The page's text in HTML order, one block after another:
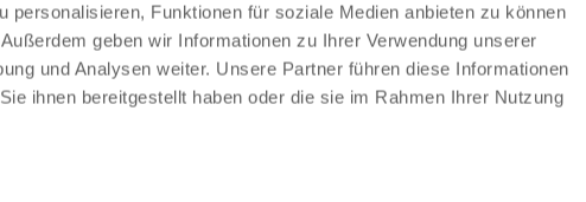
personalisieren, Funktionen für soziale Medien anbieten zu können
geben wir Informationen zu Ihrer Verwendung unserer
und Analysen weiter. Unsere Partner führen diese Informationen
ihnen bereitgestellt haben oder die sie im Rahmen Ihrer Nutzung
schwächt, dass das Bakterium leicht zuschlagen
du auf eine gesunde Ernährung und eine